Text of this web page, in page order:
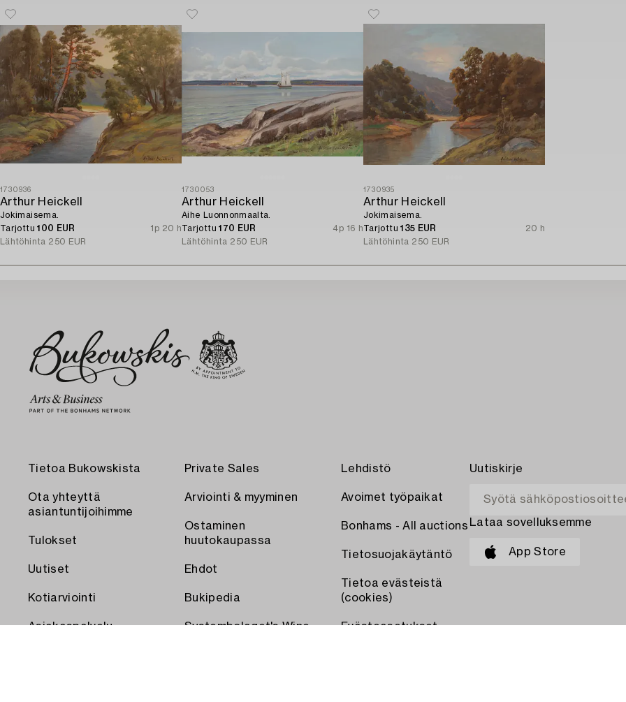
1730936
Arthur Heickell
Jokimaisema.
Tarjottu100 EUR
1p 20 h
Lähtöhinta 250 EUR
1730053
Arthur Heickell
Aihe Luonnonmaalta.
Tarjottu170 EUR
4p 16 h
Lähtöhinta 250 EUR
1730935
Arthur Heickell
Jokimaisema.
Tarjottu135 EUR
20 h
Lähtöhinta 250 EUR
Tietoa Bukowskista
Ota yhteyttä
asiantuntijoihimme
Tulokset
Uutiset
Kotiarviointi
Asiakaspalvelu
Private Sales
Arviointi & myyminen
Ostaminen
huutokaupassa
Ehdot
Bukipedia
Systembolaget's Wine
Lehdistö
Avoimet työpaikat
Bonhams - All auctions
Tietosuojakäytäntö
Tietoa evästeistä
(cookies)
Evästeasetukset
Uutiskirje
Lataa sovelluksemme
App Store